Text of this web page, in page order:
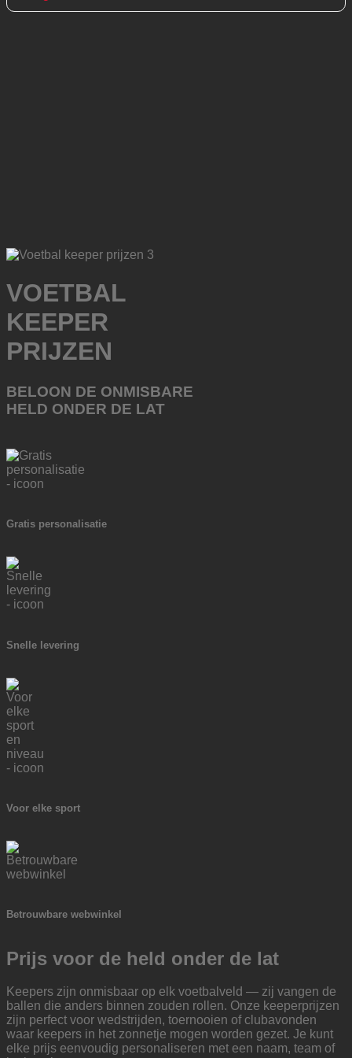
VOETBAL
KEEPER
PRIJZEN
BELOON DE ONMISBARE
HELD ONDER DE LAT
Gratis personalisatie
Snelle levering
Voor elke sport
Betrouwbare webwinkel
Prijs voor de held onder de lat
Keepers zijn onmisbaar op elk voetbalveld — zij vangen de
ballen die anders binnen zouden rollen. Onze keeperprijzen
zijn perfect voor wedstrijden, toernooien of clubavonden
waar keepers in het zonnetje mogen worden gezet. Je kunt
elke prijs eenvoudig personaliseren met een naam, team of